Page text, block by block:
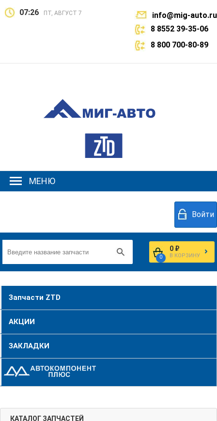
07:26 ПТ, АВГУСТ 7
info@mig-auto.ru
8 8552 39-35-06
8 800 700-80-89
МЕНЮ
Войти
0
0 ₽
В КОРЗИНУ
Запчасти ZTD
АКЦИИ
ЗАКЛАДКИ
КАТАЛОГ ЗАПЧАСТЕЙ